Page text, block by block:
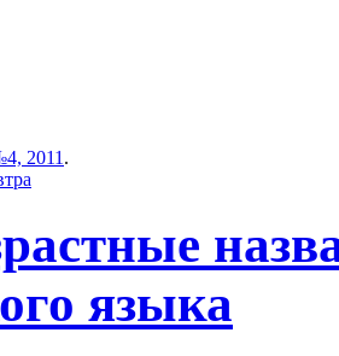
2011 .
языка